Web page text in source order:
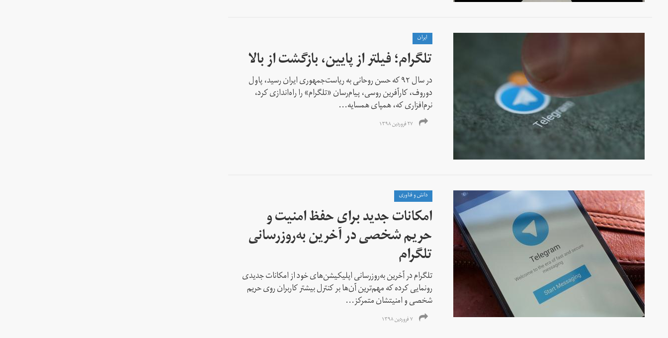
ايران
تلگرام؛ فیلتر از پایین‌،‌ بازگشت از بالا
در سال ۹۲ که حسن روحانی به ریاست‌جمهوری ایران رسید،‌ پاول
دوروف، کارآفرین روسی، پیام‌رسان «تلگرام» را راه‌اندازی کرد،
نرم‌افزاری که، همپای همسایه...
۲۷ فروردین ۱۳۹۸
دانش و فناوری
​​امکانات جدید برای حفظ امنیت و
حریم شخصی در آخرین به‌روزرسانی
تلگرام
تلگرام در آخرین به‌روزرسانی اپلیکیشن‌های خود از امکانات جدیدی
رونمایی کرده که مهم‌ترین آن‌ها بر کنترل بیشتر کاربران روی حریم
شخصی و امنیتشان متمرکز...
۷ فروردین ۱۳۹۸